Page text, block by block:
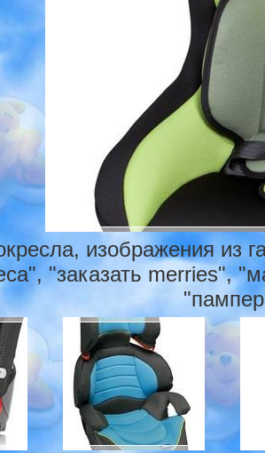
изображения из
"заказать merries",